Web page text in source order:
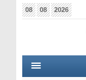
08 08 2026